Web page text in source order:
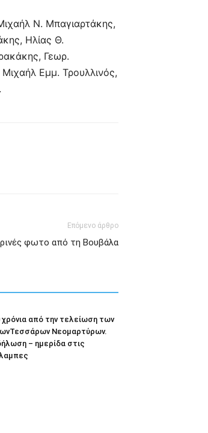
Ν. Μπαγιαρτάκης,
Ηλίας Θ.
Γεωρ.
Εμμ. Τρουλλινός,
Επόμενο άρθρο
φωτο από τη Βουβάλα
χρόνια από την τελείωση των
Νεομαρτύρων.
– ημερίδα στις